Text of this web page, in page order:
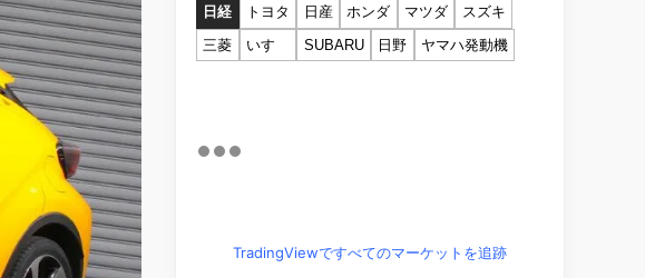
日経 トヨタ 日産 ホンダ マツダ
スズキ
三菱
いすゞ SUBARU 日野 ヤマハ発動機
TradingViewですべてのマーケットを追跡